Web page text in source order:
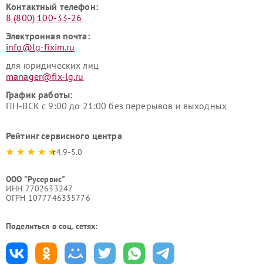
Контактный телефон:
8 (800) 100-33-26
Электронная почта:
info@lg-fixim.ru
для юридических лиц
manager@fix-lg.ru
График работы:
ПН-ВСК с 9:00 до 21:00 без перерывов и выходных
Рейтинг сервисного центра
4.9-5.0
ООО "Русервис"
ИНН 7702633247
ОГРН 1077746335776
Поделиться в соц. сетях: